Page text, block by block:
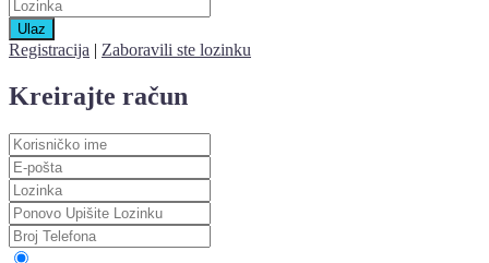
Ulaz
Registracija | Zaboravili ste lozinku
Kreirajte račun